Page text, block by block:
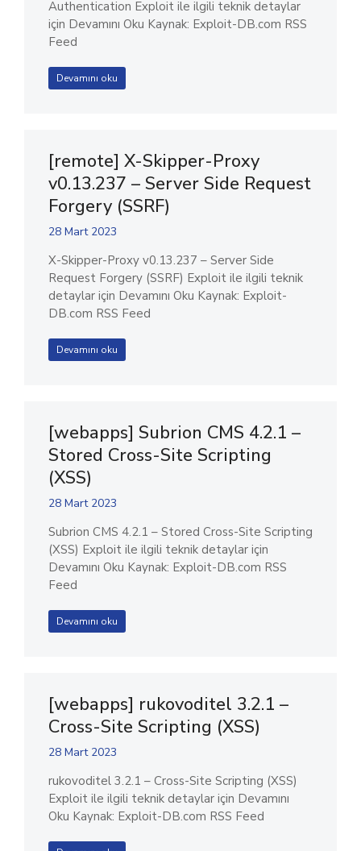
Authentication Exploit ile ilgili teknik detaylar
için Devamını Oku Kaynak: Exploit-DB.com RSS
Feed
Devamını oku
[remote] X-Skipper-Proxy
v0.13.237 – Server Side Request
Forgery (SSRF)
28 Mart 2023
X-Skipper-Proxy v0.13.237 – Server Side
Request Forgery (SSRF) Exploit ile ilgili teknik
detaylar için Devamını Oku Kaynak: Exploit-
DB.com RSS Feed
Devamını oku
[webapps] Subrion CMS 4.2.1 –
Stored Cross-Site Scripting
(XSS)
28 Mart 2023
Subrion CMS 4.2.1 – Stored Cross-Site Scripting
(XSS) Exploit ile ilgili teknik detaylar için
Devamını Oku Kaynak: Exploit-DB.com RSS
Feed
Devamını oku
[webapps] rukovoditel 3.2.1 –
Cross-Site Scripting (XSS)
28 Mart 2023
rukovoditel 3.2.1 – Cross-Site Scripting (XSS)
Exploit ile ilgili teknik detaylar için Devamını
Oku Kaynak: Exploit-DB.com RSS Feed